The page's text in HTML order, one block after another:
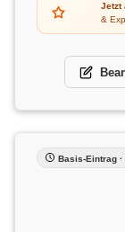
Jetzt
&
Basis-Eintrag